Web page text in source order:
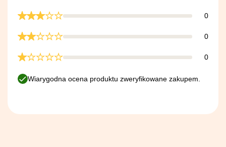
0
0
0
Wiarygodna ocena produktu zweryfikowane zakupem.